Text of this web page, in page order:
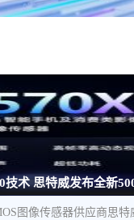
术 思特威发布全新
图像传感器供应商思特